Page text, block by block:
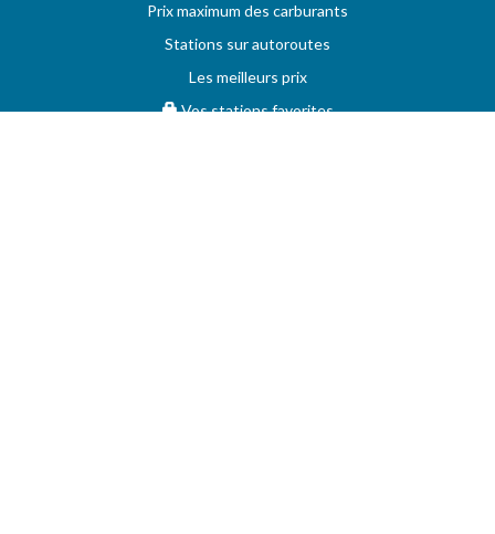
Prix maximum des carburants
Stations sur autoroutes
Les meilleurs prix
Vos stations favorites